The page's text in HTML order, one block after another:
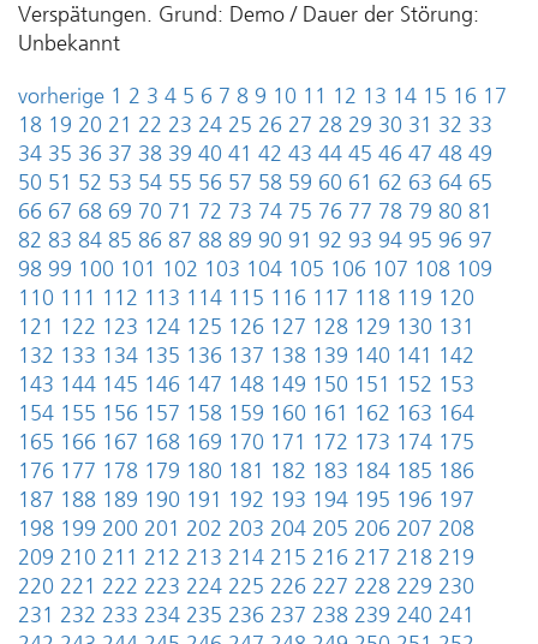
Verspätungen. Grund: Demo / Dauer der Störung:
Unbekannt
vorherige 1 2 3 4 5 6 7 8 9 10 11 12 13 14 15 16 17
18 19 20 21 22 23 24 25 26 27 28 29 30 31 32 33
34 35 36 37 38 39 40 41 42 43 44 45 46 47 48 49
50 51 52 53 54 55 56 57 58 59 60 61 62 63 64 65
66 67 68 69 70 71 72 73 74 75 76 77 78 79 80 81
82 83 84 85 86 87 88 89 90 91 92 93 94 95 96 97
98 99 100 101 102 103 104 105 106 107 108 109
110 111 112 113 114 115 116 117 118 119 120
121 122 123 124 125 126 127 128 129 130 131
132 133 134 135 136 137 138 139 140 141 142
143 144 145 146 147 148 149 150 151 152 153
154 155 156 157 158 159 160 161 162 163 164
165 166 167 168 169 170 171 172 173 174 175
176 177 178 179 180 181 182 183 184 185 186
187 188 189 190 191 192 193 194 195 196 197
198 199 200 201 202 203 204 205 206 207 208
209 210 211 212 213 214 215 216 217 218 219
220 221 222 223 224 225 226 227 228 229 230
231 232 233 234 235 236 237 238 239 240 241